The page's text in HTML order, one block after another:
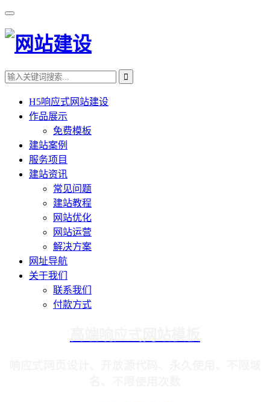
H5响应式网站建设
作品展示
免费模板
建站案例
服务项目
建站资讯
常见问题
建站教程
网站优化
网站运营
解决方案
网址导航
关于我们
联系我们
付款方式